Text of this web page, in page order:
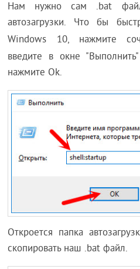
Нам нужно сам .bat
автозагрузки. Что бы
Windows 10, нажмите
введите в окне
нажмите Ok.
Откроется папка
скопировать наш .bat файл.